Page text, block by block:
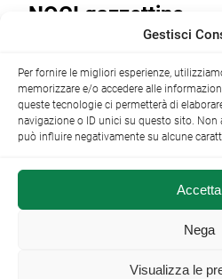
NOCI gazzettino
+39 080 4979274|
Archivio
NOCI gazzettino.it
Gestisci
Per fornire le migliori esperienze,
memorizzare e/o accedere alle
queste tecnologie ci permetterà di
navigazione o ID unici su questo sito.
può influire negativamente su alcune
Accetta
Nega
Visualizza le